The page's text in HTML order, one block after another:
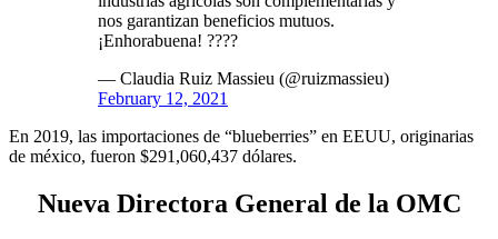
nos garantizan beneficios mutuos.
¡Enhorabuena! ????
— Claudia Ruiz Massieu (@ruizmassieu)
February 12, 2021
En 2019, las importaciones de “blueberries” en EEUU, originarias
de méxico, fueron $291,060,437 dólares.
Nueva Directora General de la OMC